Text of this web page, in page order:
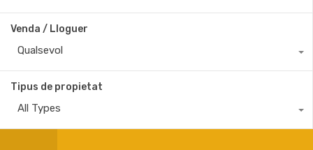
Venda / Lloguer
Qualsevol
Tipus de propietat
All Types